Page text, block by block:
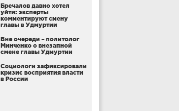
Бречалов давно хотел
уйти: эксперты
комментируют смену
главы в Удмуртии
Вне очереди – политолог
Минченко о внезапной
смене главы Удмуртии
Социологи зафиксировали
кризис восприятия власти
в России